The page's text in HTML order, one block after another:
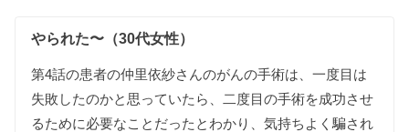
やられた〜（30代女性）
第4話の患者の仲里依紗さんのがんの手術は、一度目は
失敗したのかと思っていたら、二度目の手術を成功させ
るために必要なことだったとわかり、気持ちよく騙され